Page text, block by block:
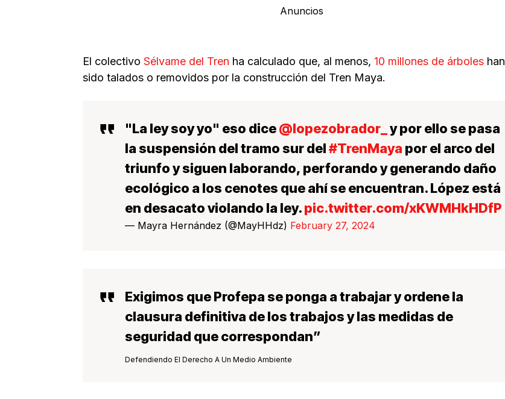
Anuncios
El colectivo Sélvame del Tren ha calculado que, al menos, 10 millones de árboles han
sido talados o removidos por la construcción del Tren Maya.
"La ley soy yo" eso dice@lopezobrador_ y por ello se pasa
la suspensión del tramo sur del#TrenMaya por el arco del
triunfo y siguen laborando, perforando y generando daño
ecológico a los cenotes que ahí se encuentran. López está
en desacato violando la ley.pic.twitter.com/xKWMHkHDfP
— Mayra Hernández (@MayHHdz) February 27, 2024
Exigimos queProfepase ponga a trabajar y ordene la
clausura definitiva de los trabajos y las medidas de
seguridad que correspondan”
Defendiendo El Derecho A Un Medio Ambiente